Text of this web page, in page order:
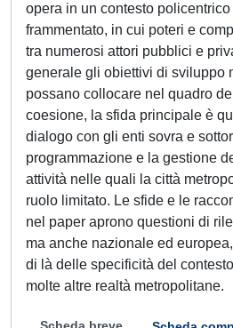
opera in un contesto
frammentato, in cui poteri e
tra numerosi attori pubblici e
generale gli obiettivi di sviluppo
possano collocare nel quadro
coesione, la sfida principale è
dialogo con gli enti sovra e
programmazione e la gestione
attività nelle quali la città
ruolo limitato. Le sfide e le
nel paper aprono questioni di
ma anche nazionale ed
di là delle specificità del
molte altre realtà metropolitane.